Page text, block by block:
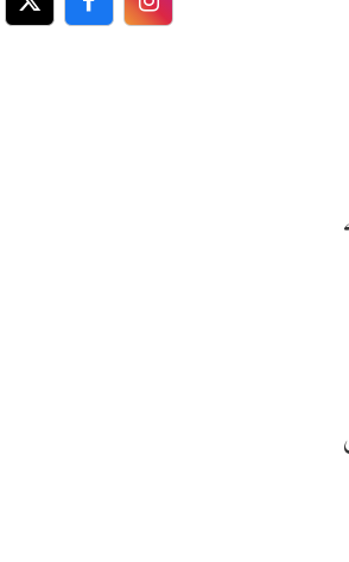
TwitterFacebookFacebook